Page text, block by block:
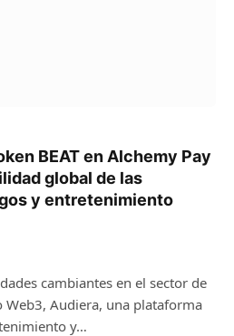
BEAT en Alchemy Pay
global de las
y entretenimiento
cambiantes en el sector de
Audiera, una plataforma
y…